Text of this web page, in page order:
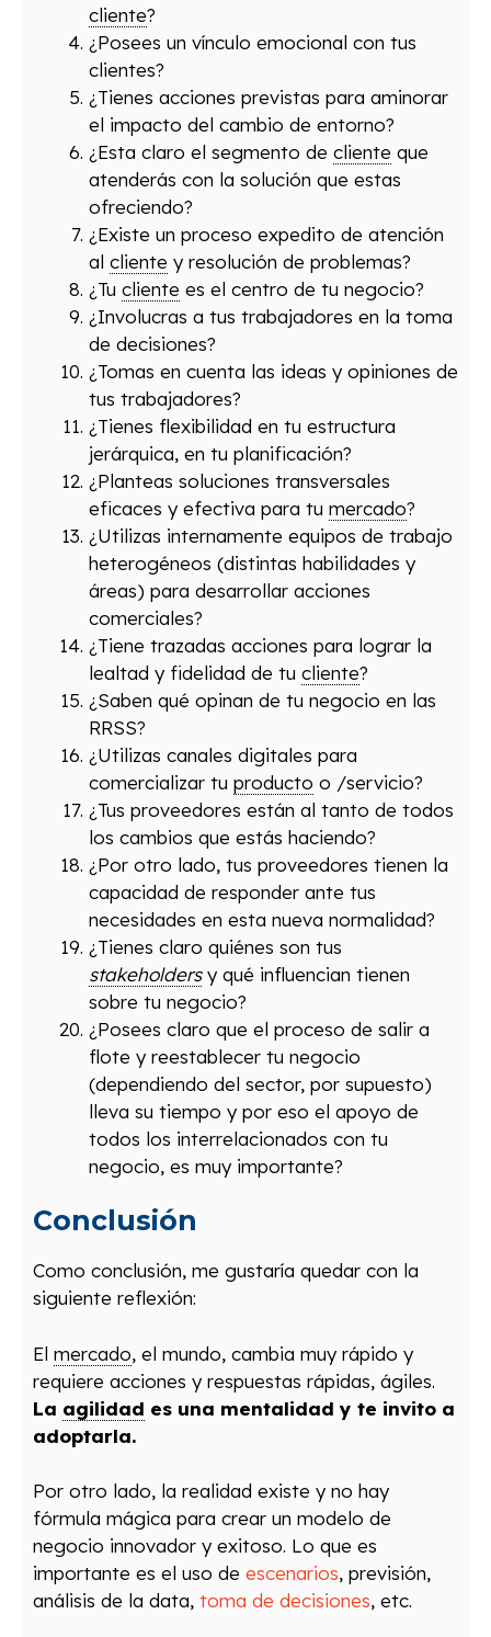
cliente?
¿Posees un vínculo emocional con tus
clientes?
¿Tienes acciones previstas para aminorar
el impacto del cambio de entorno?
¿Esta claro el segmento de cliente que
atenderás con la solución que estas
ofreciendo?
¿Existe un proceso expedito de atención
al cliente y resolución de problemas?
¿Tu cliente es el centro de tu negocio?
¿Involucras a tus trabajadores en la toma
de decisiones?
¿Tomas en cuenta las ideas y opiniones de
tus trabajadores?
¿Tienes flexibilidad en tu estructura
jerárquica, en tu planificación?
¿Planteas soluciones transversales
eficaces y efectiva para tu mercado?
¿Utilizas internamente equipos de trabajo
heterogéneos (distintas habilidades y
áreas) para desarrollar acciones
comerciales?
¿Tiene trazadas acciones para lograr la
lealtad y fidelidad de tu cliente?
¿Saben qué opinan de tu negocio en las
RRSS?
¿Utilizas canales digitales para
comercializar tu producto o /servicio?
¿Tus proveedores están al tanto de todos
los cambios que estás haciendo?
¿Por otro lado, tus proveedores tienen la
capacidad de responder ante tus
necesidades en esta nueva normalidad?
¿Tienes claro quiénes son tus
stakeholdersy qué influencian tienen
sobre tu negocio?
¿Posees claro que el proceso de salir a
flote y reestablecer tu negocio
(dependiendo del sector, por supuesto)
lleva su tiempo y por eso el apoyo de
todos los interrelacionados con tu
negocio, es muy importante?
Conclusión
Como conclusión, me gustaría quedar con la
siguiente reflexión:
El mercado, el mundo, cambia muy rápido y
requiere acciones y respuestas rápidas, ágiles.
La agilidad es una mentalidad y te invito a
adoptarla.
Por otro lado, la realidad existe y no hay
fórmula mágica para crear un modelo de
negocio innovador y exitoso. Lo que es
importante es el uso de escenarios, previsión,
análisis de la data, toma de decisiones, etc.